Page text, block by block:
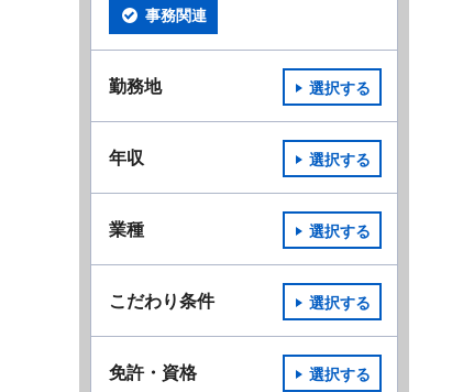
事務関連
勤務地 選択する
年収 選択する
業種 選択する
こだわり条件 選択する
免許・資格 選択する